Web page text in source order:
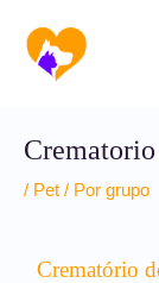
para
conteúdo
/ Pet / Por grupo
Crematório